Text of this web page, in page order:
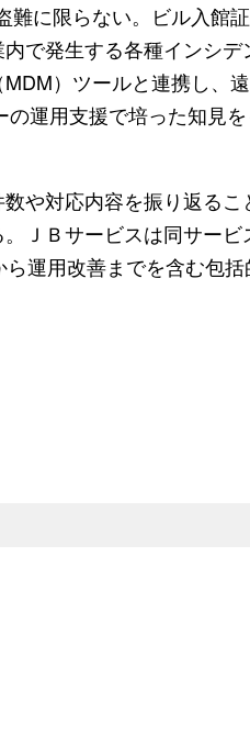
に限らない。ビル入館
で発生する各種インシ
）ツールと連携し、
運用支援で培った知見
や対応内容を振り返る
ＪＢサービスは同サー
運用改善までを含む包